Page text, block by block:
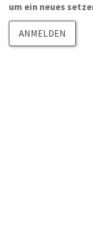
um ein neues
ANMELDEN